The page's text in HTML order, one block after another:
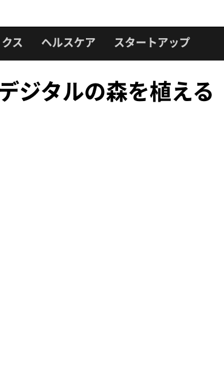
ス ヘルスケア スタートアップ
ジタルの森を植える